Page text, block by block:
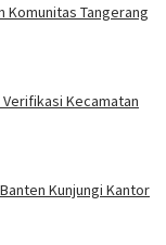
Komunitas Tangerang
Kecamatan
Kunjungi Kantor